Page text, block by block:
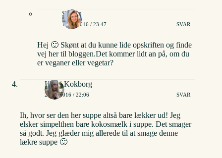
Stinna
18/01/2016 / 23:47 SVAR
Hej 🙂 Skønt at du kunne lide opskriften og finde
vej her til bloggen.Det kommer lidt an på, om du
er veganer eller vegetar?
Heidi Kokborg
20/01/2016 / 22:06 SVAR
Ih, hvor ser den her suppe altså bare lækker ud! Jeg
elsker simpelthen bare kokosmælk i suppe. Det smager
så godt. Jeg glæder mig allerede til at smage denne
lækre suppe 🙂